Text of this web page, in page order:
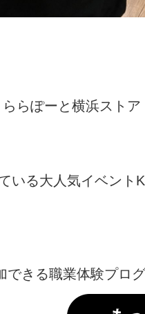
ららぽーと横浜スト
いる大人気イベント
できる職業体験プロ